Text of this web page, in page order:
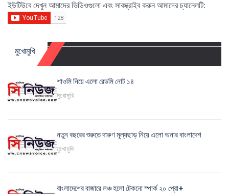
ইউটিউবে দেখুন আমাদের ভিডিওগুলো এবং সাবস্ক্রাইব করুন আমাদের চ্যানেলটি:
মুখোমুখি
শাওমি নিয়ে এলো রেডমি নোট ১৪
মুখোমুখি
নতুন বছরের শুরুতে দারুণ মূল্যছাড় নিয়ে এলো অনার বাংলাদেশ
মুখোমুখি
বাংলাদেশের বাজারে লঞ্চ হলো টেকনো স্পার্ক ২০ প্রো+